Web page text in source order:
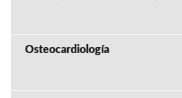
Osteocardiología